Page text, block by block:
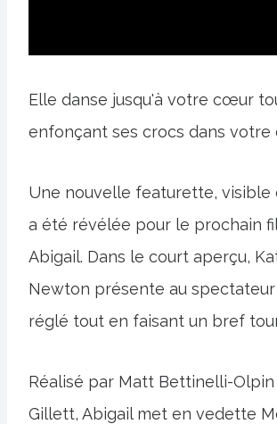
Elle danse jusqu'à votre cœur
enfonçant ses crocs dans votre
Une nouvelle featurette, visible
a été révélée pour le prochain
Abigail. Dans le court aperçu,
Newton présente au
réglé tout en faisant un bref
Réalisé par Matt Bettinelli-
Gillett, Abigail met en vedette